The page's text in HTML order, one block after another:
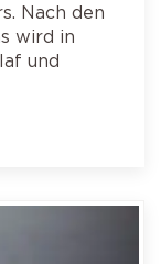
Nach den
wird in
und